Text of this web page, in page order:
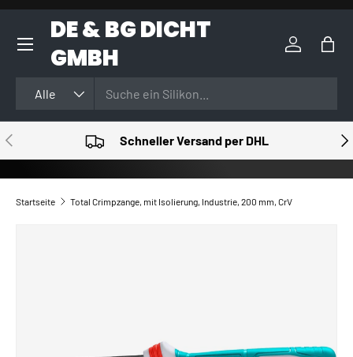
DIREKT ZUM INHALT
DE & BG DICHT
GMBH
Alle
Einloggen
VORHERIGE Schneller Versand per DHL
Startseite Total Crimpzange, mit Isolierung, Industrie, 200 mm, CrV